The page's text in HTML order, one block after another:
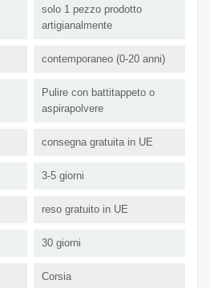
solo 1 pezzo prodotto
artigianalmente
contemporaneo (0-20 anni)
Pulire con battitappeto o
aspirapolvere
consegna gratuita in UE
3-5 giorni
reso gratuito in UE
30 giorni
Corsia